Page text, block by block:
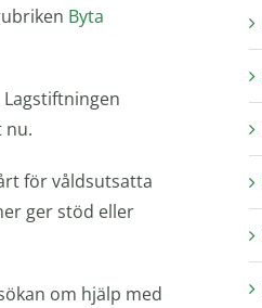
Byta
nu.
för våldsutsatta
ger stöd eller
om hjälp med